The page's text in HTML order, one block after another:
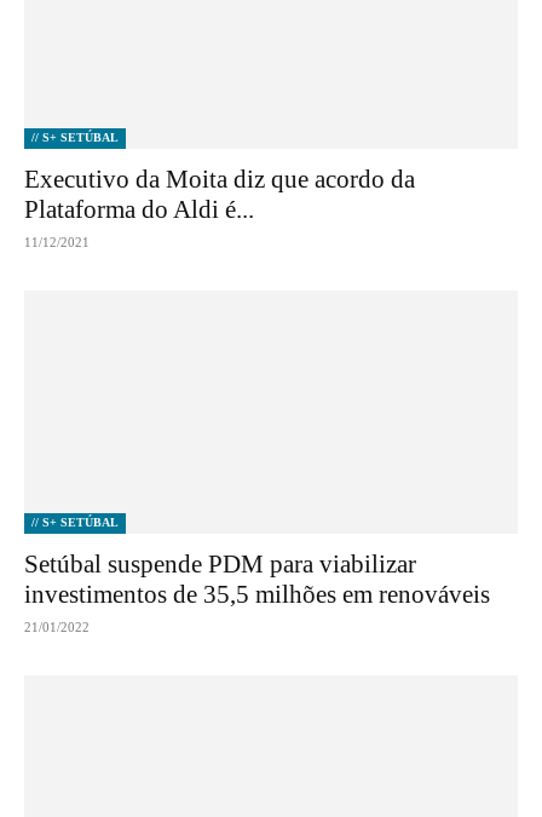
// S+ SETÚBAL
Executivo da Moita diz que acordo da
Plataforma do Aldi é...
11/12/2021
// S+ SETÚBAL
Setúbal suspende PDM para viabilizar
investimentos de 35,5 milhões em renováveis
21/01/2022